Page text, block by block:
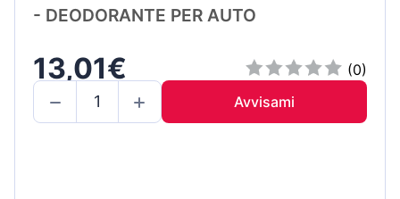
- DEODORANTE PER AUTO
13,01€
(0)
Avvisami